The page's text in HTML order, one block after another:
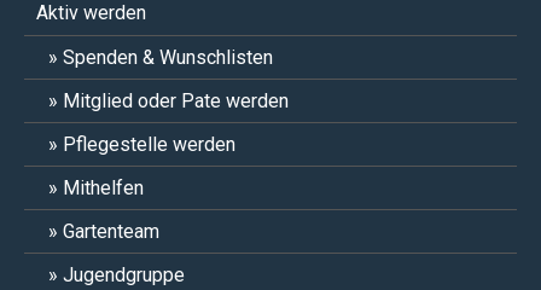
Aktiv werden
Spenden & Wunschlisten
Mitglied oder Pate werden
Pflegestelle werden
Mithelfen
Gartenteam
Jugendgruppe